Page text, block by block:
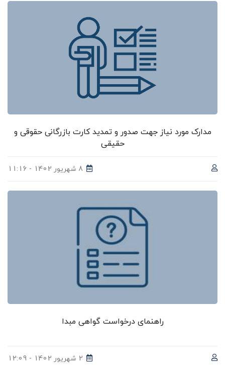
مدارک مورد نیاز جهت صدور و تمدید کارت بازرگانی حقوقی و
حقیقی
8 شهریور 1402 - 11:16
راهنمای درخواست گواهی مبدا
2 شهریور 1402 - 12:09